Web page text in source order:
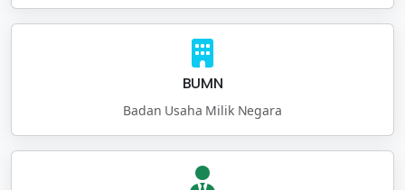
BUMN
Badan Usaha Milik Negara